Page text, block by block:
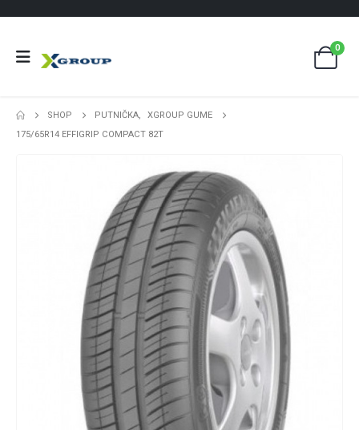
0
SHOP PUTNIČKA,
XGROUP GUME
175/65R14 EFFIGRIP COMPACT 82T